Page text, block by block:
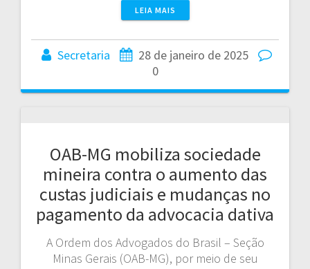
LEIA MAIS
Secretaria
28 de janeiro de 2025
0
OAB-MG mobiliza sociedade
mineira contra o aumento das
custas judiciais e mudanças no
pagamento da advocacia dativa
A Ordem dos Advogados do Brasil – Seção
Minas Gerais (OAB-MG), por meio de seu